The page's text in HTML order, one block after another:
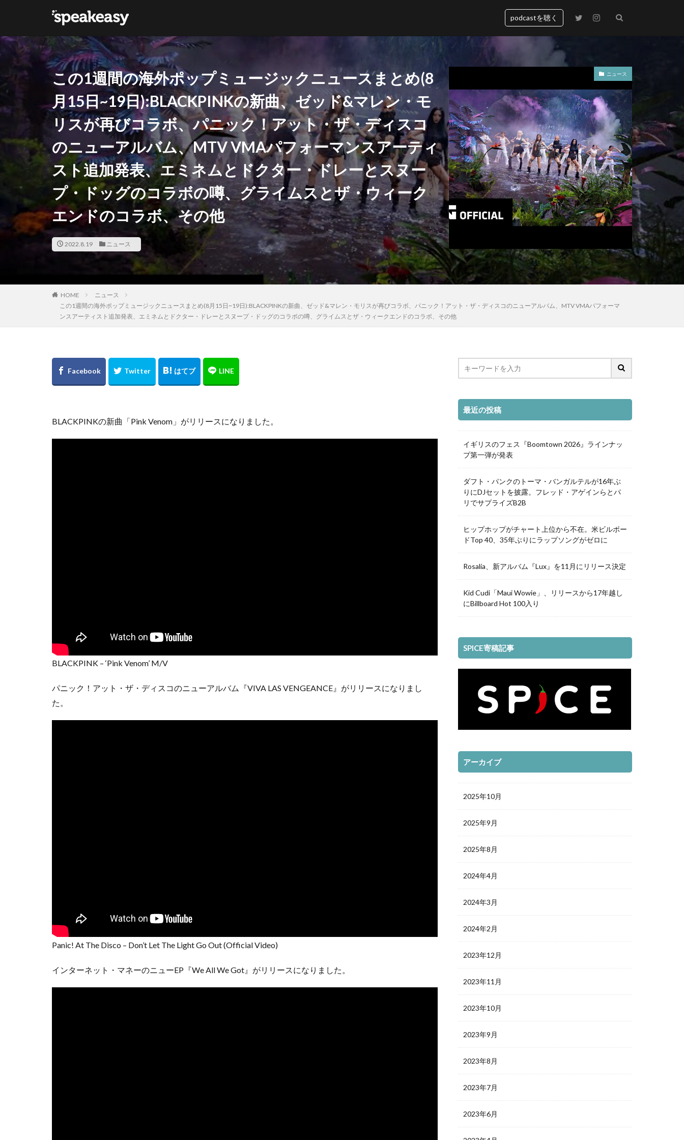
podcastを聴く
この1週間の海外ポップミュージックニュースまとめ(8
月15日~19日):BLACKPINKの新曲、ゼッド&マレン・モ
リスが再びコラボ、パニック！アット・ザ・ディスコ
のニューアルバム、MTV VMAパフォーマンスアーティ
スト追加発表、エミネムとドクター・ドレーとスヌー
プ・ドッグのコラボの噂、グライムスとザ・ウィーク
エンドのコラボ、その他
2022.8.19 ニュース
ニュース
HOME
ニュース
この1週間の海外ポップミュージックニュースまとめ(8月15日~19日):BLACKPINKの新曲、ゼッド&マレン・モリスが再びコラボ、パニック！アット・ザ・ディスコのニューアルバム、MTV VMAパフォーマ
ンスアーティスト追加発表、エミネムとドクター・ドレーとスヌープ・ドッグのコラボの噂、グライムスとザ・ウィークエンドのコラボ、その他
BLACKPINKの新曲「Pink Venom」がリリースになりました。
BLACKPINK – ‘Pink Venom’ M/V
パニック！アット・ザ・ディスコのニューアルバム『VIVA LAS VENGEANCE』がリリースになりまし
た。
Panic! At The Disco – Don’t Let The Light Go Out (Official Video)
インターネット・マネーのニューEP『We All We Got』がリリースになりました。
最近の投稿
イギリスのフェス『Boomtown 2026』ラインナッ
プ第一弾が発表
ダフト・パンクのトーマ・バンガルテルが16年ぶ
りにDJセットを披露。フレッド・アゲインらとパ
リでサプライズB2B
ヒップホップがチャート上位から不在。米ビルボー
ドTop 40、35年ぶりにラップソングがゼロに
Rosalía、新アルバム『Lux』を11月にリリース決定
Kid Cudi「Maui Wowie」、リリースから17年越し
にBillboard Hot 100入り
SPICE寄稿記事
アーカイブ
2025年10月
2025年9月
2025年8月
2024年4月
2024年3月
2024年2月
2023年12月
2023年11月
2023年10月
2023年9月
2023年8月
2023年7月
2023年6月
カテゴリー
タグ
Lana Del Ray NFT ブリットアウォーズ
検索